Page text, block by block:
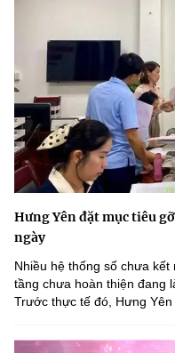
Hưng Yên đặt mục tiêu
ngày
Nhiều hệ thống số chưa
tầng chưa hoàn thiện đang
Trước thực tế đó, Hưng